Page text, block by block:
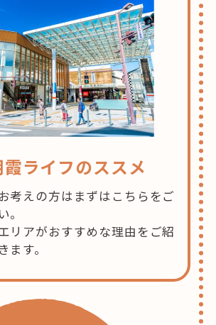
ライフのススメ
考えの方はまずはこちらをご
リアがおすすめな理由をご紹
ます。